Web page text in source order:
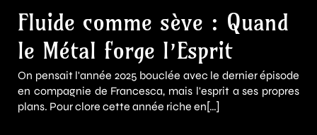
Fluide comme sève : Quand
le Métal forge l’Esprit
On pensait l'année 2025 bouclée avec le dernier épisode
en compagnie de Francesca, mais l'esprit a ses propres
plans. Pour clore cette année riche en[…]